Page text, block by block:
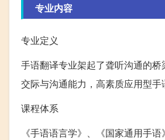
专业内容
专业定义
手语翻译专业架起了聋听沟通的
交际与沟通能力，高素质应用型手
课程体系
《手语语言学》、《国家通用手